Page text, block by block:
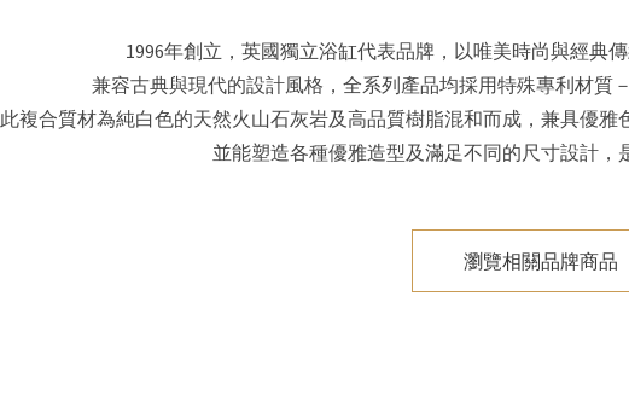
1996年創立，英國獨立浴缸代表品牌，以唯美時尚與經典
兼容古典與現代的設計風格，全系列產品均採用特殊專利材質－
此複合質材為純白色的天然火山石灰岩及高品質樹脂混和而成，兼具優雅
並能塑造各種優雅造型及滿足不同的尺寸設計，
瀏覽相關品牌商品